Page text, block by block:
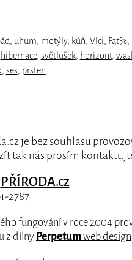
uhum motýly, kůň Vlci Fat%,
hibernace, světlušek, horizont,
ses prsten
je bez souhlasu
tak nás prosím
PŘÍRODA.cz
2787
fungování v roce 2004
z dílny Perpetumweb design